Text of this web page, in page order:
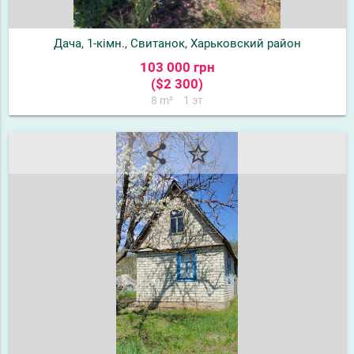
Дача, 1-кімн., Свитанок, Харьковский район
103 000 грн
($2 300)
8 m² 1 эт
share star_border